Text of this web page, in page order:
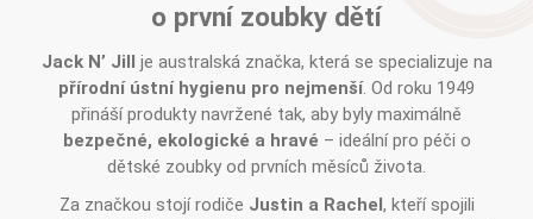
o první zoubky dětí
Jack N’ Jill je australská značka, která se specializuje na
přírodní ústní hygienu pro nejmenší. Od roku 1949
přináší produkty navržené tak, aby byly maximálně
bezpečné, ekologické a hravé – ideální pro péči o
dětské zoubky od prvních měsíců života.
Za značkou stojí rodiče Justin a Rachel, kteří spojili